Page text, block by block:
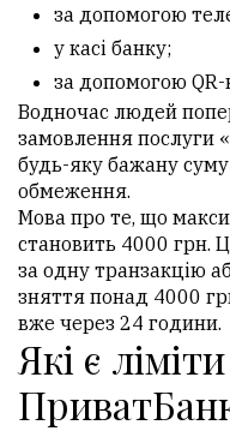
за допомогою
у касі банку;
за допомогою QR-
Водночас людей
замовлення послуги
будь-яку бажану
обмеження.
Мова про те, що
становить 4000 грн.
за одну транзакцію
зняття понад 4000
вже через 24 години.
Які є